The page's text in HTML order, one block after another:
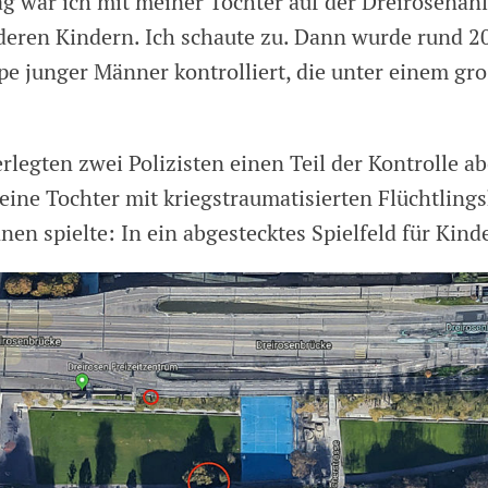
Kindern. Ich schaute zu. Dann wurde rund
junger Männer kontrolliert, die unter einem
zwei Polizisten einen Teil der Kontrolle
Tochter mit kriegstraumatisierten
spielte: In ein abgestecktes Spielfeld für